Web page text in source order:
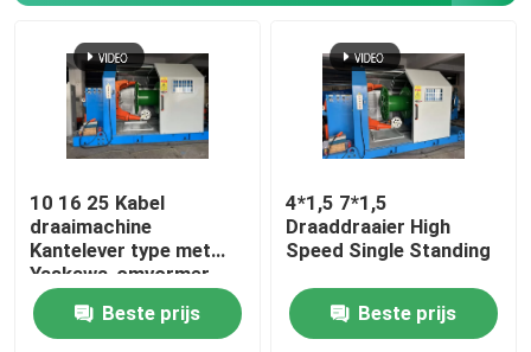
10 16 25 Kabel
draaimachine
Kantelever type met
Yaskawa-omvormer
Beste prijs
4*1,5 7*1,5
Draaddraaier High
Speed Single Standing
Beste prijs